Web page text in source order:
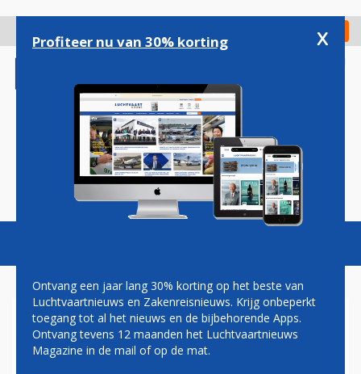
gaan
Check in
Magazine Podcasts Vacatures
EASYJET BLIJFT LAST
HOUDEN VAN BREXIT
Profiteer nu van 30% korting x
Ontvang een jaar lang 30% korting op het beste van
Luchtvaartnieuws en Zakenreisnieuws. Krijg onbeperkt
toegang tot al het nieuws en de bijbehorende Apps.
Ontvang tevens 12 maanden het Luchtvaartnieuws
Magazine in de mail of op de mat.